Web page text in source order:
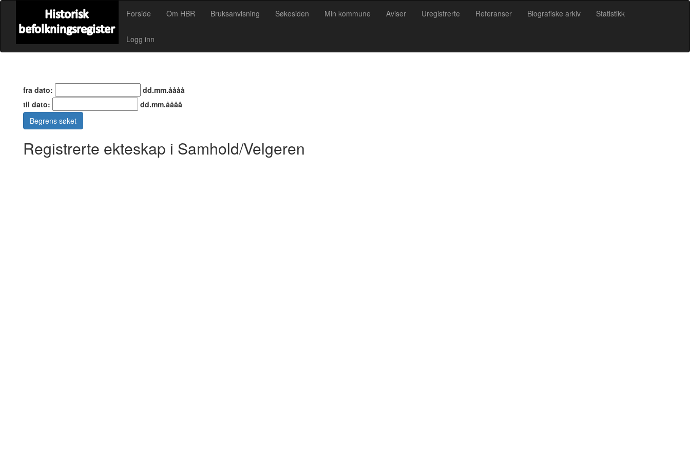
Forside Om HBR Bruksanvisning Søkesiden Min kommune Aviser Uregistrerte Referanser Biografiske arkiv Statistikk
Logg inn
fra dato:
dd.mm.åååå
til dato:
dd.mm.åååå
Begrens søket
Registrerte ekteskap i Samhold/Velgeren